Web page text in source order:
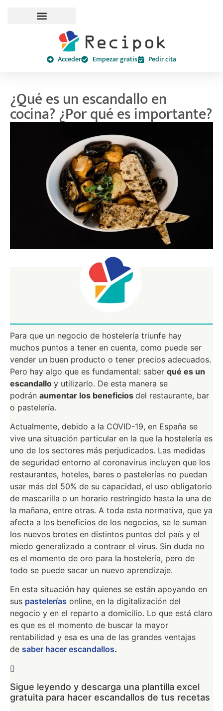
Acceder Empezar gratis Pedir cita
¿Qué es un escandallo en
cocina? ¿Por qué es importante?
Para que un negocio de hostelería triunfe hay
muchos puntos a tener en cuenta, como puede ser
vender un buen producto o tener precios adecuados.
Pero hay algo que es fundamental: saber qué es un
escandallo y utilizarlo. De esta manera se
podrán aumentar los beneficios del restaurante, bar
o pastelería.
Actualmente, debido a la COVID-19, en España se
vive una situación particular en la que la hostelería es
uno de los sectores más perjudicados. Las medidas
de seguridad entorno al coronavirus incluyen que los
restaurantes, hoteles, bares o pastelerías no puedan
usar más del 50% de su capacidad, el uso obligatorio
de mascarilla o un horario restringido hasta la una de
la mañana, entre otras. A toda esta normativa, que ya
afecta a los beneficios de los negocios, se le suman
los nuevos brotes en distintos puntos del país y el
miedo generalizado a contraer el virus. Sin duda no
es el momento de oro para la hostelería, pero de
todo se puede sacar un nuevo aprendizaje.
En esta situación hay quienes se están apoyando en
sus pastelerías online, en la digitalización del
negocio y en el reparto a domicilio. Lo que está claro
es que es el momento de buscar la mayor
rentabilidad y esa es una de las grandes ventajas
de saber hacer escandallos.

Sigue leyendo y descarga una plantilla excel
gratuita para hacer escandallos de tus recetas